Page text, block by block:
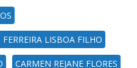
FERREIRA LISBOA FILHO
CARMEN REJANE FLORES